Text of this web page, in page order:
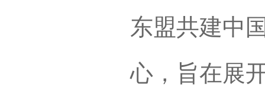
东盟共建中
心，旨在展